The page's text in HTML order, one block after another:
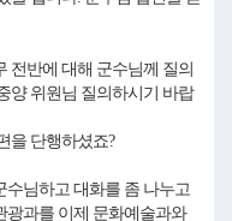
전반에 대해 군수님께 질의
양 위원님 질의하시기 바랍
을 단행하셨죠?
수님하고 대화를 좀 나누고
광과를 이제 문화예술과와